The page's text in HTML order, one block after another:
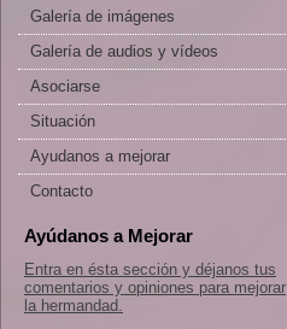
Galería de imágenes
Galería de audios y vídeos
Asociarse
Situación
Ayudanos a mejorar
Contacto
Ayúdanos a Mejorar
Entra en ésta sección y déjanos tus
comentarios y opiniones para mejorar
la hermandad.